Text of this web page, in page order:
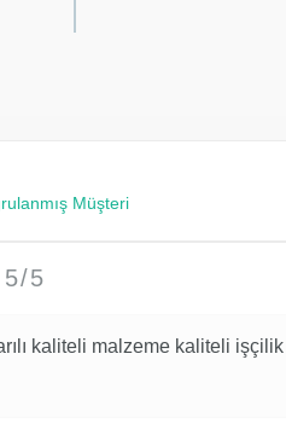
Müşteri
5/5
kaliteli malzeme kaliteli işçilik